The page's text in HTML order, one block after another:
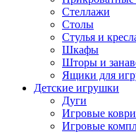
Стеллажи
Столы
Стулья и
Шкафы
Шторы и
Ящики для
Детские игрушки
Дуги
Игровые
Игровые